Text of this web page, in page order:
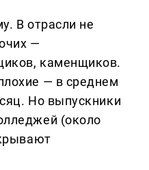
В отрасли не
—
каменщиков.
— в среднем
Но выпускники
(около